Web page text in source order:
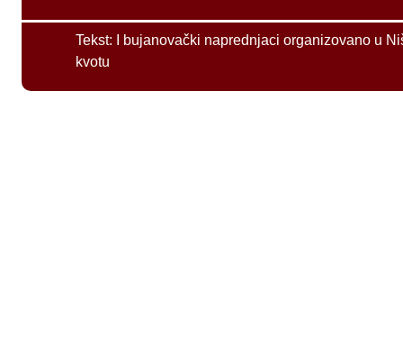
Tekst:
I bujanovački naprednjaci organizovano u
kvotu